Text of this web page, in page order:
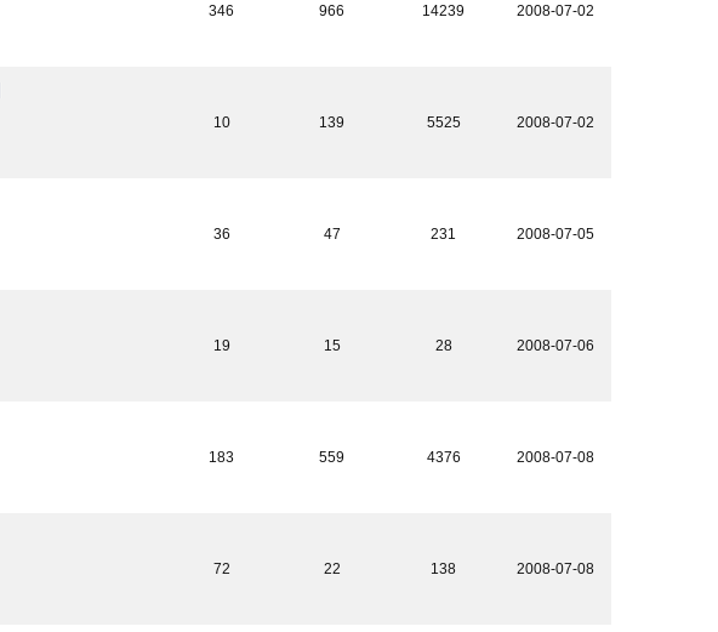
346
966 14239 2008-07-02
10
139 5525 2008-07-02
36
47 231 2008-07-05
19
15 28 2008-07-06
183
559 4376 2008-07-08
72
22 138 2008-07-08